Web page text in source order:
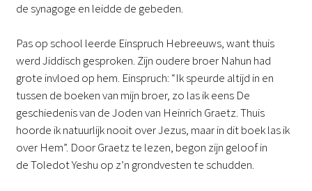
de synagoge en leidde de gebeden.
Pas op school leerde Einspruch Hebreeuws, want thuis
werd Jiddisch gesproken. Zijn oudere broer Nahun had
grote invloed op hem. Einspruch: “Ik speurde altijd in en
tussen de boeken van mijn broer, zo las ik eens De
geschiedenis van de Joden van Heinrich Graetz. Thuis
hoorde ik natuurlijk nooit over Jezus, maar in dit boek las ik
over Hem”. Door Graetz te lezen, begon zijn geloof in
de Toledot Yeshu op z’n grondvesten te schudden.